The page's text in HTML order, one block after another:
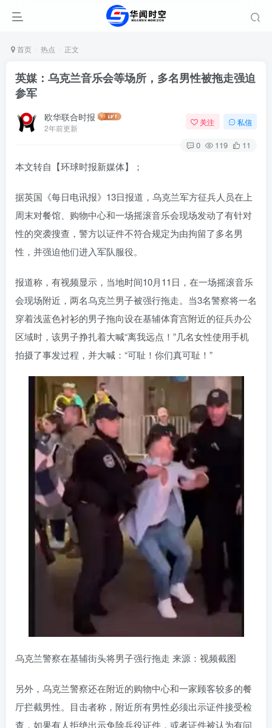
首页 热点 正文
英媒：乌克兰音乐会等场所，多名男性被拖走强迫
参军
欧华联合时报
2年前更新
关注 私信
0 119 11
本文转自【环球时报新媒体】；
据英国《每日电讯报》13日报道，乌克兰军方征兵人员在上
周末对餐馆、购物中心和一场摇滚音乐会现场发动了有针对
性的突袭搜查，警方以证件不符合规定为由拘留了多名男
性，并强迫他们进入军队服役。
报道称，有视频显示，当地时间10月11日，在一场摇滚音乐
会现场附近，两名乌克兰男子被强行拖走。当3名警察将一名
穿着浅蓝色衬衫的男子拖向设在基辅体育宫附近的征兵办公
区域时，该男子挣扎着大喊“离我远点！”几名女性使用手机
拍摄了事发过程，并大喊：“可耻！你们真可耻！”
乌克兰警察在基辅街头将男子强行拖走 来源：视频截图
另外，乌克兰警察还在附近的购物中心和一家顾客较多的餐
厅拦截男性。目击者称，附近所有男性必须出示证件接受检
查，如果有人拒绝出示免除兵役证件，或者证件被认为有问